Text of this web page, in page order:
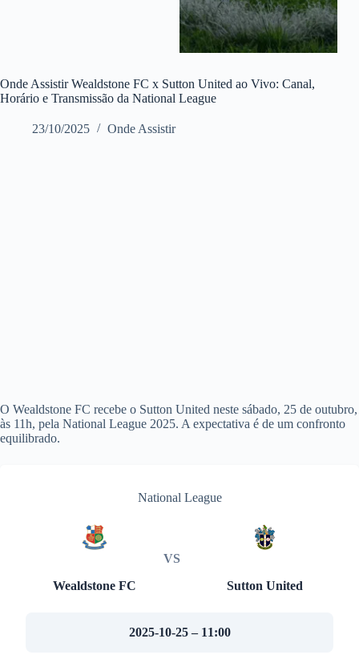
Onde Assistir Wealdstone FC x Sutton United ao Vivo: Canal,
Horário e Transmissão da National League
23/10/2025 Onde Assistir
O Wealdstone FC recebe o Sutton United neste sábado, 25 de outubro,
às 11h, pela National League 2025. A expectativa é de um confronto
equilibrado.
National League
Wealdstone FC
VS
Sutton United
2025-10-25 – 11:00